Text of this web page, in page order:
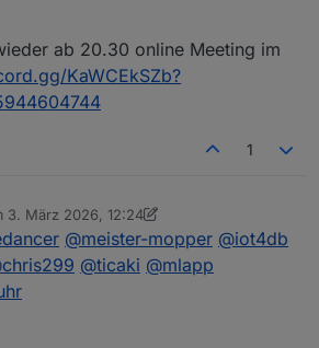
1. Montag im Monat ab 20:30 -
Link zur Umfrage für das
3OzTQc24ys64bhlf
Datum ergänzen und auch Vorschläge für
schauen :-) Einer ist meist online,
ab 20.30 online Meeting im
KaWCEkSZb?
1
3. März 2026, 12:24
von ilovegym3. Mai 2026, 11:06
@meister-mopper @iot4db
chris299 @ticaki @mlapp